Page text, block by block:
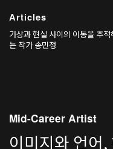
고의 어법을 전유한 〈
the Romance of Story〉 (-
CREAM ORANGE〉(2017),
nécessaire?”〉(2017) 등은 실
Articles
가상과 현실 사이의 이동을 추
는 작가 송민정
Mid-Career Artist
이미지와 언어